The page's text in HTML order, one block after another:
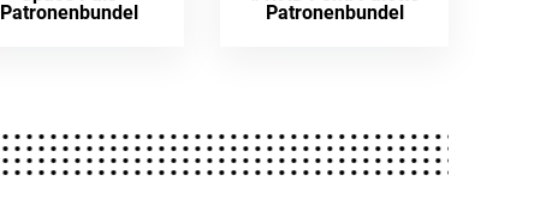
Patronenbundel
Patronenbundel